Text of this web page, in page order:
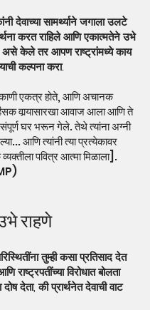
देवाच्या सामर्थ्याने जगाला उलटे
करत राहिले आणि एकात्मतेने उभे
केले तर आपण राष्ट्रांमध्ये काय
कल्पना करा.
एकत्र होते, आणि अचानक
वार्‍यासारखा आवाज आला आणि ते
घर भरून गेले. तेथे त्यांना अग्नी
आणि त्यांनी त्या प्रत्येकावर
पवित्र आत्मा मिळाला].
राहणे
तुम्ही कसा प्रतिसाद देत
राष्ट्रपतींच्या विरोधात बोलता
देता, की प्रार्थनेत देवाची वाट